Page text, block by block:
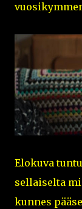
Elokuva
sellaiselta
kunnes